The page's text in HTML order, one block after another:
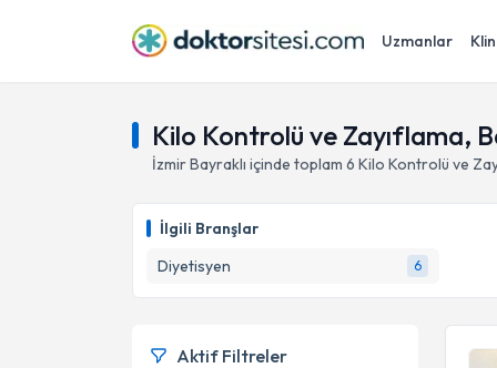
Uzmanlar
Kilo Kontrolü ve Zayıflama,
İzmirBayraklı içinde toplam 6 Kilo Kontrolü ve
İlgili Branşlar
Diyetisyen
6
Aktif Filtreler